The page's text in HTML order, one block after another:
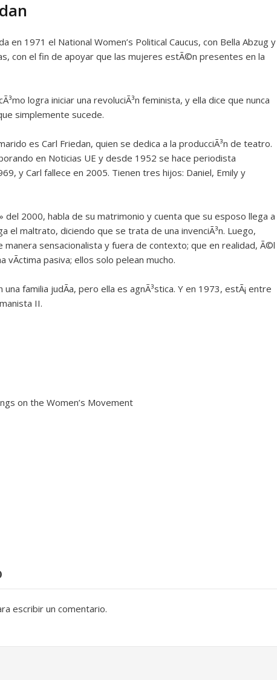
en 1971 el National Women’s Political Caucus, con Bella Abzug y
con el fin de apoyar que las mujeres estÃ©n presentes en la
logra iniciar una revoluciÃ³n feminista, y ella dice que nunca
simplemente sucede.
es Carl Friedan, quien se dedica a la producciÃ³n de teatro.
en Noticias UE y desde 1952 se hace periodista
y Carl fallece en 2005. Tienen tres hijos: Daniel, Emily y
del 2000, habla de su matrimonio y cuenta que su esposo llega a
el maltrato, diciendo que se trata de una invenciÃ³n. Luego,
sensacionalista y fuera de contexto; que en realidad, Ã©l
vÃ­ctima pasiva; ellos solo pelean mucho.
familia judÃ­a, pero ella es agnÃ³stica. Y en 1973, estÃ¡ entre
II.
on the Women’s Movement
escribir un comentario.